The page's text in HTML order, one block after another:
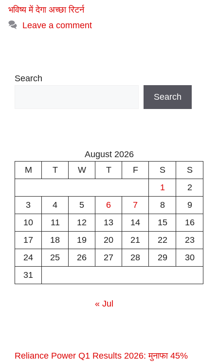
भविष्य में देगा अच्छा रिटर्न
Leave a comment
Search
Search
August 2026
M
T W T F S
S
1
2
3
4 5 6 7 8
9
10
11 12 13 14 15
16
17
18 19 20 21 22
23
24
25 26 27 28 29
30
31
« Jul
Reliance Power Q1 Results 2026: मुनाफा 45%